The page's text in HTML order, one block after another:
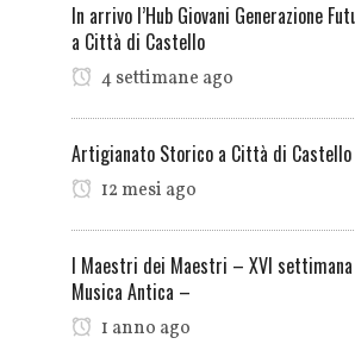
In arrivo l’Hub Giovani Generazione
a Città di Castello
4 settimane ago
Artigianato Storico a Città di Castello
12 mesi ago
I Maestri dei Maestri – XVI
Musica Antica –
1 anno ago